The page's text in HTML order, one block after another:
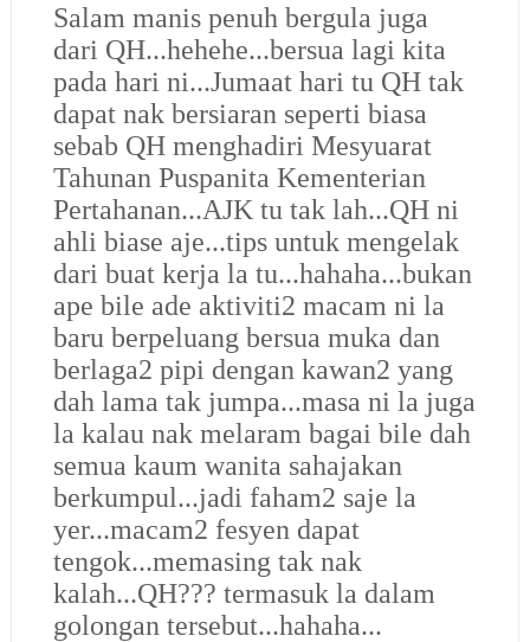
Salam manis penuh bergula juga
dari QH...hehehe...bersua lagi kita
pada hari ni...Jumaat hari tu QH tak
dapat nak bersiaran seperti biasa
sebab QH menghadiri Mesyuarat
Tahunan Puspanita Kementerian
Pertahanan...AJK tu tak lah...QH ni
ahli biase aje...tips untuk mengelak
dari buat kerja la tu...hahaha...bukan
ape bile ade aktiviti2 macam ni la
baru berpeluang bersua muka dan
berlaga2 pipi dengan kawan2 yang
dah lama tak jumpa...masa ni la juga
la kalau nak melaram bagai bile dah
semua kaum wanita sahajakan
berkumpul...jadi faham2 saje la
yer...macam2 fesyen dapat
tengok...memasing tak nak
kalah...QH??? termasuk la dalam
golongan tersebut...hahaha...